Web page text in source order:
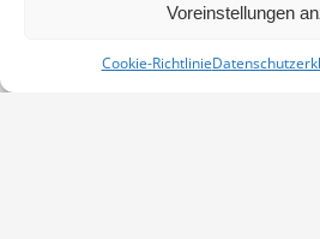
Voreinstellungen
Cookie-Richtlinie